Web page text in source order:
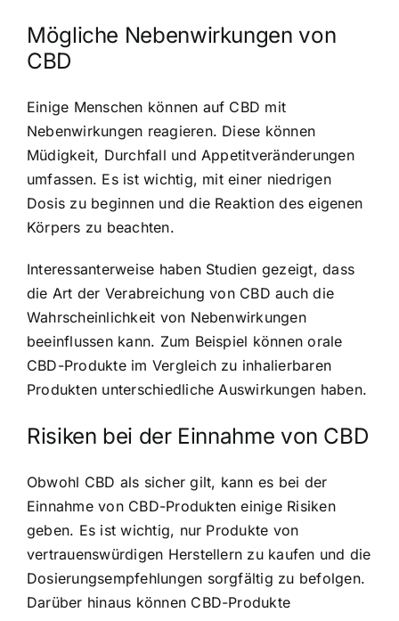
Mögliche Nebenwirkungen von
CBD
Einige Menschen können auf CBD mit
Nebenwirkungen reagieren. Diese können
Müdigkeit, Durchfall und Appetitveränderungen
umfassen. Es ist wichtig, mit einer niedrigen
Dosis zu beginnen und die Reaktion des eigenen
Körpers zu beachten.
Interessanterweise haben Studien gezeigt, dass
die Art der Verabreichung von CBD auch die
Wahrscheinlichkeit von Nebenwirkungen
beeinflussen kann. Zum Beispiel können orale
CBD-Produkte im Vergleich zu inhalierbaren
Produkten unterschiedliche Auswirkungen haben.
Risiken bei der Einnahme von CBD
Obwohl CBD als sicher gilt, kann es bei der
Einnahme von CBD-Produkten einige Risiken
geben. Es ist wichtig, nur Produkte von
vertrauenswürdigen Herstellern zu kaufen und die
Dosierungsempfehlungen sorgfältig zu befolgen.
Darüber hinaus können CBD-Produkte